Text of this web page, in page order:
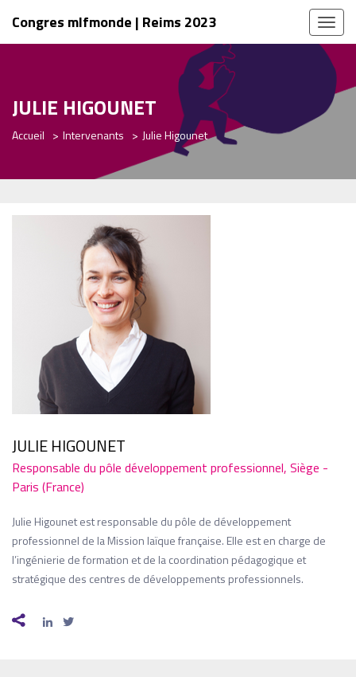
Toggle
Congres mlfmonde | Reims 2023
JULIE HIGOUNET
Accueil Intervenants Julie Higounet
JULIE HIGOUNET
Responsable du pôle développement professionnel, Siège -
Paris (France)
Julie Higounet est responsable du pôle de développement
professionnel de la Mission laïque française. Elle est en charge de
l’ingénierie de formation et de la coordination pédagogique et
stratégique des centres de développements professionnels.